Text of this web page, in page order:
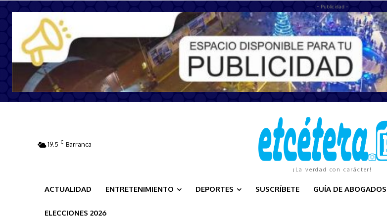
- Publicidad -
19.5 C Barranca
¡La verdad con carácter!
ACTUALIDAD ENTRETENIMIENTO DEPORTES SUSCRÍBETE GUÍA DE
ELECCIONES 2026